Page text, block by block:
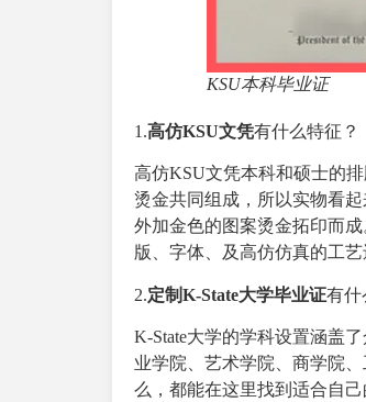
KSU本科毕业证
1.高仿KSU文凭有什么特征？
高仿KSU文凭本科和硕士的
烫金共同组成，所以实物看
外加金色的图案烫金拓印而
版、字体、及高仿仿真的工
2.定制K-State大学毕业证有什
K-State大学的学科设置涵盖
业学院、艺术学院、商学院
么，都能在这里找到适合自